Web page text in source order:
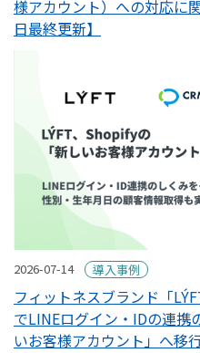
様アカウント）への対応に
日最終更新】
2026-07-14 導入事例
フィットネスブランド「
でLINEログイン・IDの連携
いお客様アカウント」へ移